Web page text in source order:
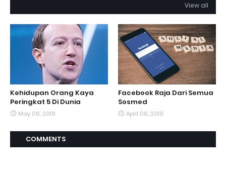
View all
Kehidupan Orang Kaya
Peringkat 5 Di Dunia
May 06, 2019
Facebook Raja Dari Semua
Sosmed
April 06, 2019
COMMENTS